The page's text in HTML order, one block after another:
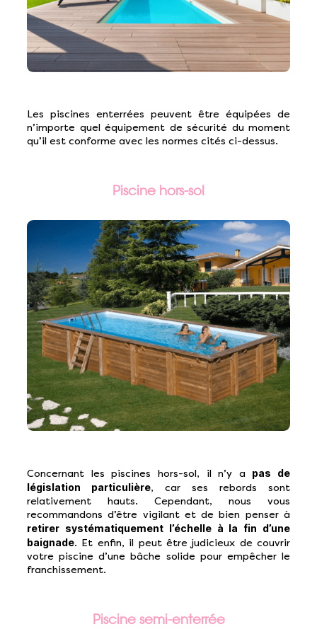
Les piscines enterrées peuvent être équipées de
n’importe quel équipement de sécurité du moment
qu’il est conforme avec les normes cités ci-dessus.
Piscine semi-enterrée
Piscine hors-sol
Concernant les piscines hors-sol, il n’y a pas de
législation particulière, car ses rebords sont
relativement hauts. Cependant, nous vous
recommandons d’être vigilant et de bien penser à
retirer systématiquement l’échelle à la fin d’une
baignade. Et enfin, il peut être judicieux de couvrir
votre piscine d’une bâche solide pour empêcher le
franchissement.